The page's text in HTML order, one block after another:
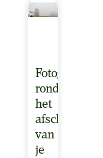
Fotograferen
rond
het
afscheid
van
je